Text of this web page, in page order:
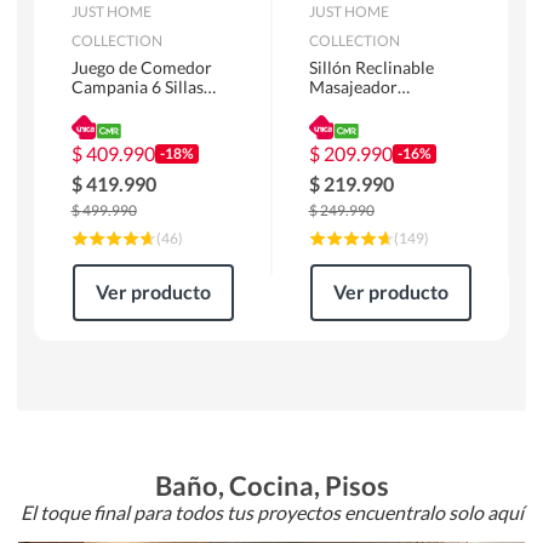
JUST HOME
COLLECTION
Juego de Comedor
Campania 6 Sillas
180 x 90 x 76 cm
Café
$409.990 -18%
$419.990
$499.990
(46)
Ver producto
JUST HOME
COLLECTION
Sillón Reclinable
Masajeador
Atlanta 91x101x94
cm Negro
$ 209.990 -16%
$ 219.990
$249.990
(149)
Ver producto
Baño, Cocina, Pisos
El toque final para todos tus proyectos encuentralo solo aquí